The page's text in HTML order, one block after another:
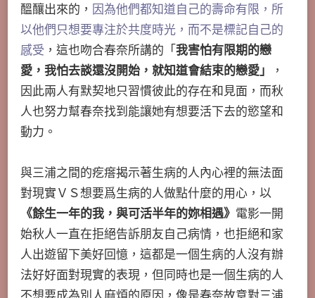
醞釀出來的， 因為他們都知道自己的壽命有限，所
以他們只想要專注於共度時光，而不是標記自己的
感受 ，這也吻合春奈所講的「我害怕有限期的戀
愛，我怕去談還沒開始，就知道會結束的戀愛」
，
因此兩人有默契地只習慣彼此的存在和見面，而秋
人也努力幫春奈找到能讓她有想要活下去的慾望和
動力。
與三浦之間的疙瘩揭示著生病的人內心裡的無法面
對現實ＶＳ想要爲生病的人做點什麼的用心，以
《餘生一年的我，與可活半年的妳相遇》 電影一開
始秋人一直在拒絕告訴朋友自己病情，也拒絕和家
人出遊留下美好回憶，這都是一個生病的人沒有辦
法好好面對現實的表現，但同時也是一個生病的人